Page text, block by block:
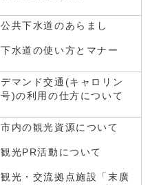
公共下水道のあらまし
下水道の使い方とマナー
デマンド交通(キャロリン
号)の利用の仕方について
市内の観光資源について
観光PR活動について
観光・交流拠点施設「末廣